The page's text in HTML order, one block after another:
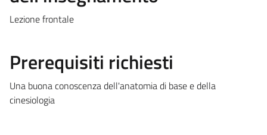
Lezione frontale
Prerequisiti richiesti
Una buona conoscenza dell'anatomia di base e della
cinesiologia